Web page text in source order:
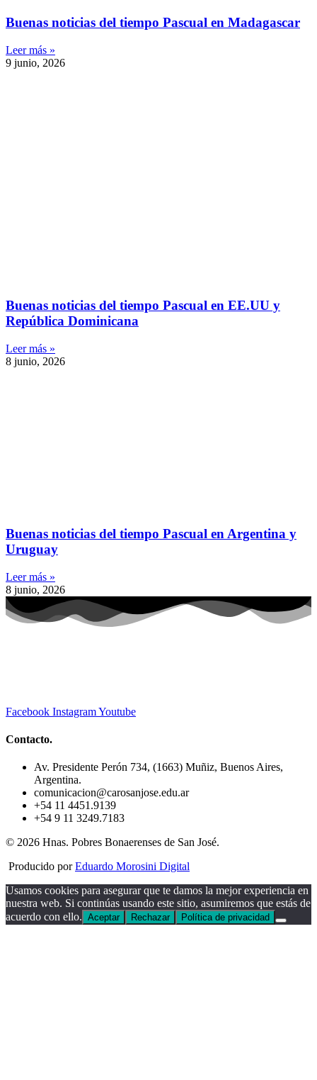
Buenas noticias del tiempo Pascual en Madagascar
Leer más »
9 junio, 2026
Buenas noticias del tiempo Pascual en EE.UU y
República Dominicana
Leer más »
8 junio, 2026
Buenas noticias del tiempo Pascual en Argentina y
Uruguay
Leer más »
8 junio, 2026
Facebook InstagramYoutube
Contacto.
Av. Presidente Perón 734, (1663) Muñiz, Buenos Aires,
Argentina.
comunicacion@carosanjose.edu.ar
+54 11 4451.9139
+54 9 11 3249.7183
© 2026 Hnas. Pobres Bonaerenses de San José.
Producido porEduardo Morosini Digital
Usamos cookies para asegurar que te damos la mejor experiencia en
nuestra web. Si continúas usando este sitio, asumiremos que estás de
acuerdo con ello. Aceptar Rechazar Política de privacidad